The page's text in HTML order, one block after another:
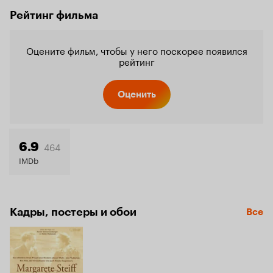
Рейтинг фильма
Оцените фильм, чтобы у него поскорее появился
рейтинг
Оценить
6.9 464
IMDb
Кадры, постеры и обои Все